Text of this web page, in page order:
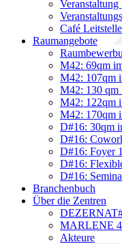
Veranstaltung
Café Leitstelle
Raumangebote
M42: 69qm
M42: 107qm
M42: 130 qm
M42: 122qm
M42: 170qm
D#16: 30qm
D#16:
D#16: Foyer
D#16:
D#16:
Branchenbuch
Über die Zentren
MARLENE
Akteure